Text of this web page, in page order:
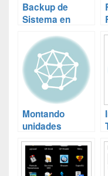
Backup de
Sistema en
Montando
unidades
remotas en
Debian